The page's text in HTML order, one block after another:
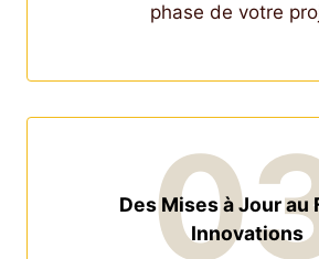
phase de votre
Des Mises à Jour au
Innovations